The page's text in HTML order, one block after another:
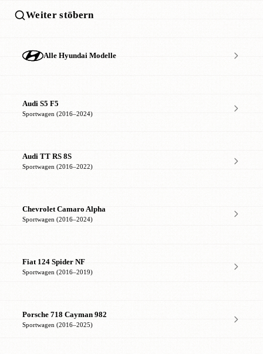
Weiter stöbern
Alle Hyundai Modelle
Audi S5 F5
Sportwagen (2016–2024)
Audi TT RS 8S
Sportwagen (2016–2022)
Chevrolet Camaro Alpha
Sportwagen (2016–2024)
Fiat 124 Spider NF
Sportwagen (2016–2019)
Porsche 718 Cayman 982
Sportwagen (2016–2025)